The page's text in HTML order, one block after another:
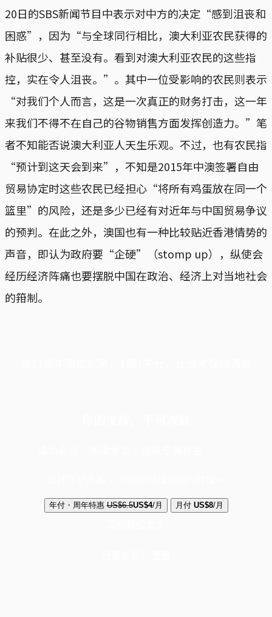
20日的SBS新闻节目中表示对中方的决定“感到沮丧和
困惑”，因为“与全球同行相比，澳大利亚农民获得的
补贴很少、甚至没有。看到对澳大利亚农民的这些指
控，实在令人沮丧。”。其中一位受影响的农民则表示
“对我们个人而言，这是一次真正的财务打击，这一年
来我们不得不在自己的谷物销售方面发挥创造力。”笔
者不知能否说澳大利亚人天生乐观。不过，也有农民指
“预计到这天会到来”，不知是2015年中澳签署自由
贸易协定时这些农民已经担心“将所有鸡蛋放在同一个
篮里”的风险，还是多少已经有对近年与中国贸易争议
的预判。在此之外，澳国也有一种比较贴近香港情势的
声音，即认为政府要“企硬”（stomp up），纵使会
经历经济阵痛也要摆脱中国在政治、经济上对当地社会
的箝制。
年付・周年特惠 US$6.5US$4/月 月付 US$8/月